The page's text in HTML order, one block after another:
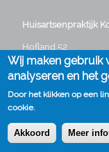
Huisartsenpraktijk
Hofland 52
3641 GG Mijdrecht
Telefoon: 0297
Voet
Wij maken gebruik
analyseren en het
Door het klikken op een
cookie.
Akkoord Meer